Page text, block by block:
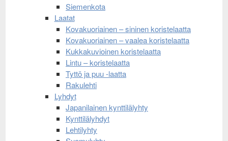
Siemenkota
Laatat
Kovakuoriainen – sininen koristelaatta
Kovakuoriainen – vaalea koristelaatta
Kukkakuvioinen koristelaatta
Lintu – koristelaatta
Tyttö ja puu -laatta
Rakulehti
Lyhdyt
Japanilainen kynttilälyhty
Kynttilälyhdyt
Lehtilyhty